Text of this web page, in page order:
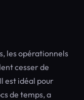
les opérationnels
cesser de
est idéal pour
de temps, a